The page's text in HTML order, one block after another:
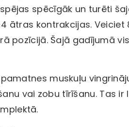
spēcīgāk un turēti
ātras kontrakcijas. Veiciet
pozīcijā. Šajā gadījumā
muskuļu
vai zobu tīrīšanu. Tas ir